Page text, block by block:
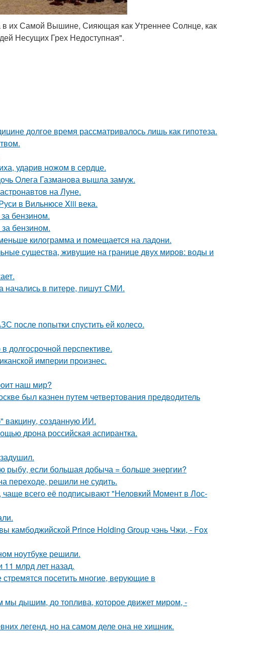
их Самой Вышине, Сияющая как Утреннее Солнце, как
Несущих Грех Недоступная".
долгое время рассматривалось лишь как гипотеза.
ударив ножом в сердце.
Олега Газманова вышла замуж.
на Луне.
в Вильнюсе Xiii века.
бензином.
бензином.
килограмма и помещается на ладони.
существа, живущие на границе двух миров: воды и
начались в питере, пишут СМИ.
после попытки спустить ей колесо.
долгосрочной перспективе.
империи произнес.
наш мир?
был казнен путем четвертования предводитель
вакцину, созданную ИИ.
дрона российская аспирантка.
рыбу, если большая добыча = больше энергии?
переходе, решили не судить.
всего её подписывают "Неловкий Момент в Лос-
камбоджийской Prince Holding Group чэнь Чжи, - Fox
ноутбуке решили.
млрд лет назад.
посетить многие, верующие в
мы дышим, до топлива, которое движет миром, -
легенд, но на самом деле она не хищник.